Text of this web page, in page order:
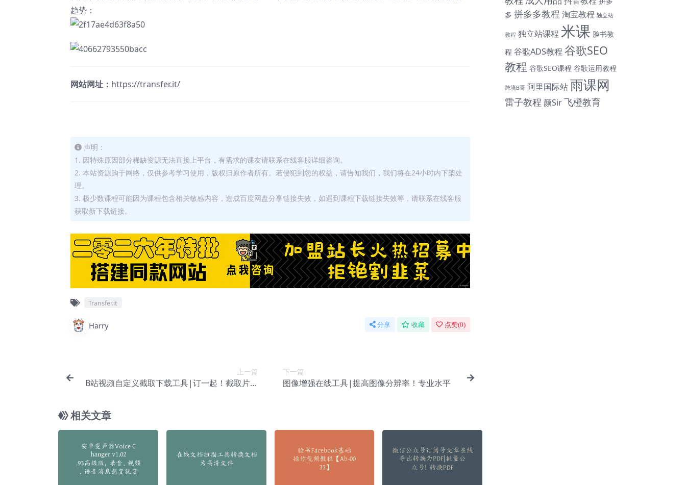
趋势：
网站网址： https://transfer.it/
声明：
1. 因特殊原因部分稀缺资源无法直接上平台，有需求的课友请联系在线客服详细咨询。
2. 本站资源购于网络，仅供参考学习使用，版权归原作者所有。若侵犯到您的权益，请告知我们，我们将在24小时内下架处
理。
3. 极少数课程可能因为课程包含相关敏感内容，造成百度网盘分享链接失效，如遇到课程下载链接失效等，请联系在线客服
获取新下载链接。
Transfer.it
Harry 分享 收藏 点赞(0)
上一篇
B站视频自定义截取下载工具|订一起！截取片段
下一篇
图像增强在线工具|提高图像分辨率！专业水平
相关文章
多 拼多多教程 淘宝教程 独立站
教程 独立站课程 米课 脸书教
程 谷歌ADS教程 谷歌SEO
教程 谷歌SEO课程 谷歌运用教程
跨境B哥 阿里国际站雨课网
雷子教程 颜Sir飞橙教育